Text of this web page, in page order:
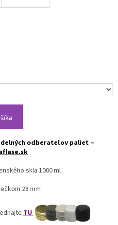
odberateľov paliet –
skla 1000 ml
28 mm
TU